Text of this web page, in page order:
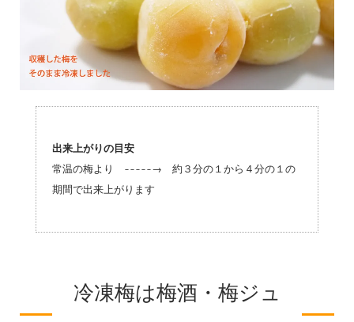
出来上がりの目安
常温の梅より -----→ 約３分の１から４分の１の
期間で出来上がります
冷凍梅は梅酒・梅ジュ